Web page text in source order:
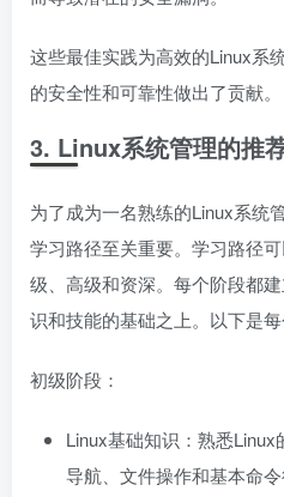
这些最佳实践为高效的Linux系
的安全性和可靠性做出了贡献。
3. Linux系统管理的推
为了成为一名熟练的Linux系统
学习路径至关重要。学习路径
级、高级和资深。每个阶段都
识和技能的基础之上。以下是
初级阶段：
Linux基础知识：熟悉
导航、文件操作和基本命令